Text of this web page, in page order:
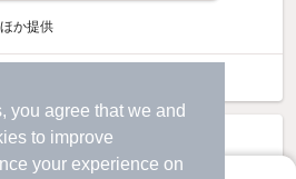
you agree that we and
to improve
your experience on
ほか提供